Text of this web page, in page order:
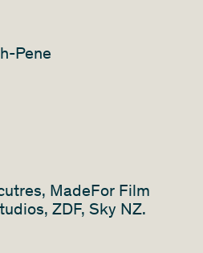
Pene
MadeFor Film
ZDF, Sky NZ.